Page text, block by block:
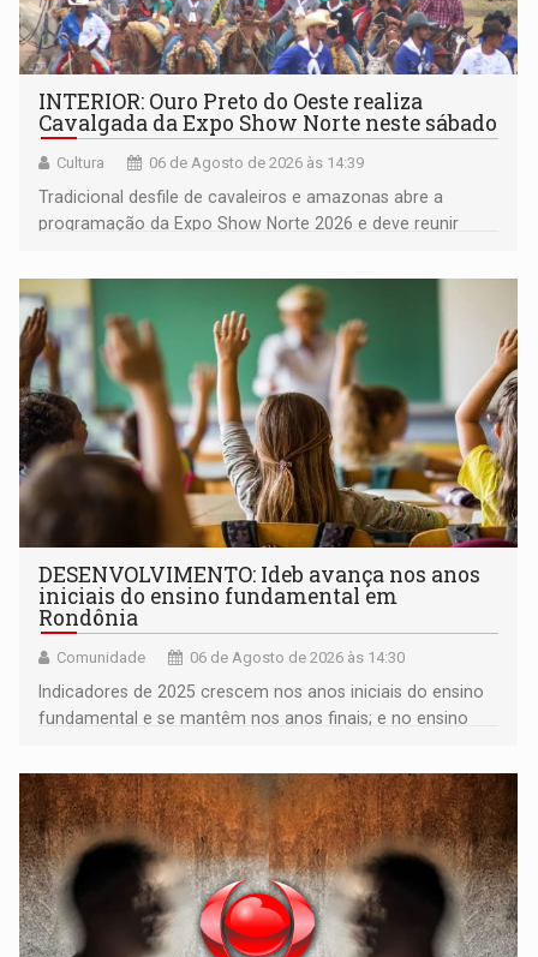
INTERIOR: Ouro Preto do Oeste realiza
Cavalgada da Expo Show Norte neste sábado
Cultura 06 de Agosto de 2026 às 14:39
Tradicional desfile de cavaleiros e amazonas abre a
programação da Expo Show Norte 2026 e deve reunir
DESENVOLVIMENTO: Ideb avança nos anos
iniciais do ensino fundamental em
Rondônia
Comunidade 06 de Agosto de 2026 às 14:30
Indicadores de 2025 crescem nos anos iniciais do ensino
fundamental e se mantêm nos anos finais; e no ensino